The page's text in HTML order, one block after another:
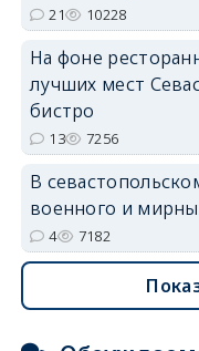
21 10228
На фоне
лучших мест
бистро
13 7256
В
военного и
4 7182